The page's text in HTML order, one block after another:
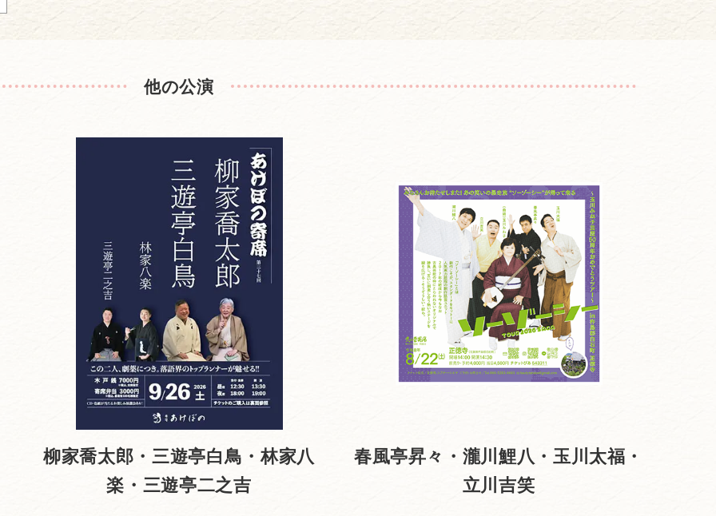
他の公演
柳家喬太郎・三遊亭白鳥・林家八
楽・三遊亭二之吉
春風亭昇々・瀧川鯉八・玉川太福・
立川吉笑